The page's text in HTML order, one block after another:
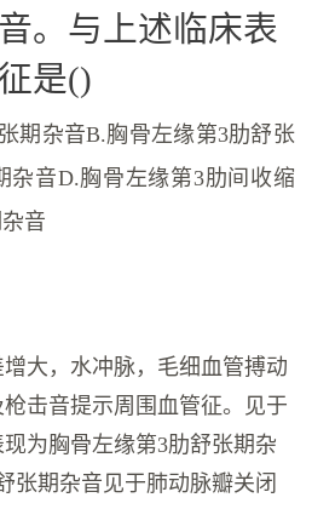
。与上述临床表
是()
期杂音B.胸骨左缘第3肋舒张
杂音D.胸骨左缘第3肋间收缩
音
大，水冲脉，毛细血管搏动
击音提示周围血管征。见于
为胸骨左缘第3肋舒张期杂
张期杂音见于肺动脉瓣关闭